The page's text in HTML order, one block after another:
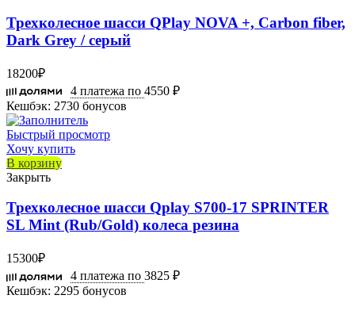
Трехколесное шасси QPlay NOVA +, Carbon fiber,
Dark Grey / серый
18200₽
4 платежа по 4550 ₽
Кешбэк: 2730 бонусов
Быстрый просмотр
Хочу купить
В корзину
Закрыть
Трехколесное шасси Qplay S700-17 SPRINTER
SL Mint (Rub/Gold) колеса резина
15300₽
4 платежа по 3825 ₽
Кешбэк: 2295 бонусов